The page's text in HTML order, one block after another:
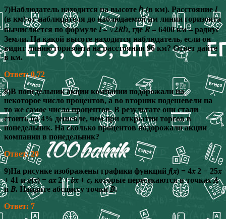
7)Наблюдатель находится на высоте ℎ (в км). Расстояние 𝑙
(в км) от наблюдателя до наблюдаемой им линии горизонта
вычисляется по формуле 𝑙 = √2𝑅ℎ, где 𝑅 = 6400 км – радиус
Земли. На какой высоте находится наблюдатель, если он
видит линию горизонта на расстоянии 96 км? Ответ дайте
в км.
Ответ: 0,72
8)В понедельник акции компании подорожали на
некоторое число процентов, а во вторник подешевели на
то же самое число процентов. В результате они стали
стоить на 4% дешевле, чем при открытии торгов в
понедельник. На сколько процентов подорожали акции
компании в понедельник?
Ответ: 20
9)На рисунке изображены графики функций 𝑓(𝑥) = 4𝑥 2 − 25𝑥
+ 41 и 𝑔(𝑥) = 𝑎𝑥 2 + 𝑏𝑥 + 𝑐, которые пересекаются в точках 𝐴
и 𝐵. Найдите абсциссу точки 𝐵.
Ответ: 7